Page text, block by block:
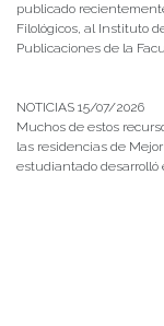
publicado
Filológicos, al Instituto
Publicaciones de la
NOTICIAS 15/07/2026
Muchos de estos
las residencias de
estudiantado